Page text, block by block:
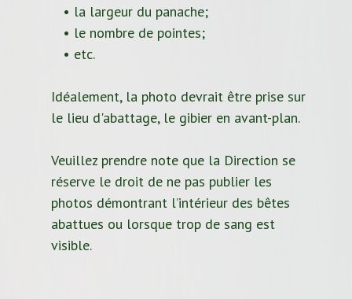
• la largeur du panache;
• le nombre de pointes;
• etc.
Idéalement, la photo devrait être prise sur
le lieu d'abattage, le gibier en avant-plan.
Veuillez prendre note que la Direction se
réserve le droit de ne pas publier les
photos démontrant l’intérieur des bêtes
abattues ou lorsque trop de sang est
visible.